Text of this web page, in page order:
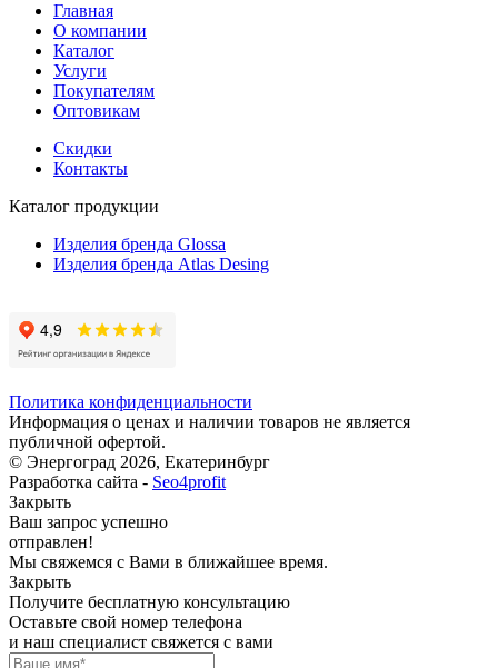
Главная
О компании
Каталог
Услуги
Покупателям
Оптовикам
Скидки
Контакты
Каталог продукции
Изделия бренда Glossa
Изделия бренда Atlas Desing
Политика конфиденциальности
Информация о ценах и наличии товаров не является
публичной офертой.
© Энергоград 2026, Екатеринбург
Разработка сайта - Seo4profit
Закрыть
Ваш запрос успешно
отправлен!
Мы свяжемся с Вами в ближайшее время.
Закрыть
Получите бесплатную консультацию
Оставьте свой номер телефона
и наш специалист свяжется с вами